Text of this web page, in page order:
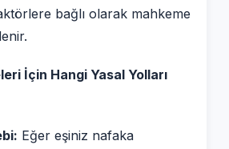
bağlı olarak mahkeme
İçin Hangi Yasal Yolları
Eğer eşiniz nafaka